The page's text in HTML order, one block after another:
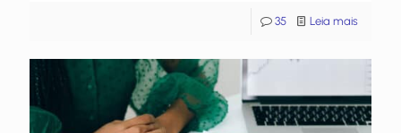
35 Leia mais